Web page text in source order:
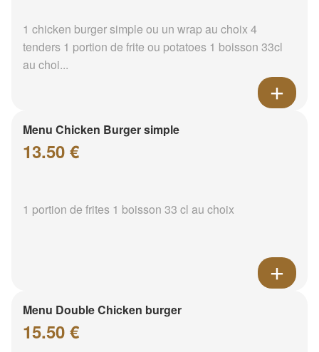
1 chicken burger simple ou un wrap au choix 4
tenders 1 portion de frite ou potatoes 1 boisson 33cl
au choi...
Menu Chicken Burger simple
13.50 €
1 portion de frites 1 boisson 33 cl au choix
Menu Double Chicken burger
15.50 €